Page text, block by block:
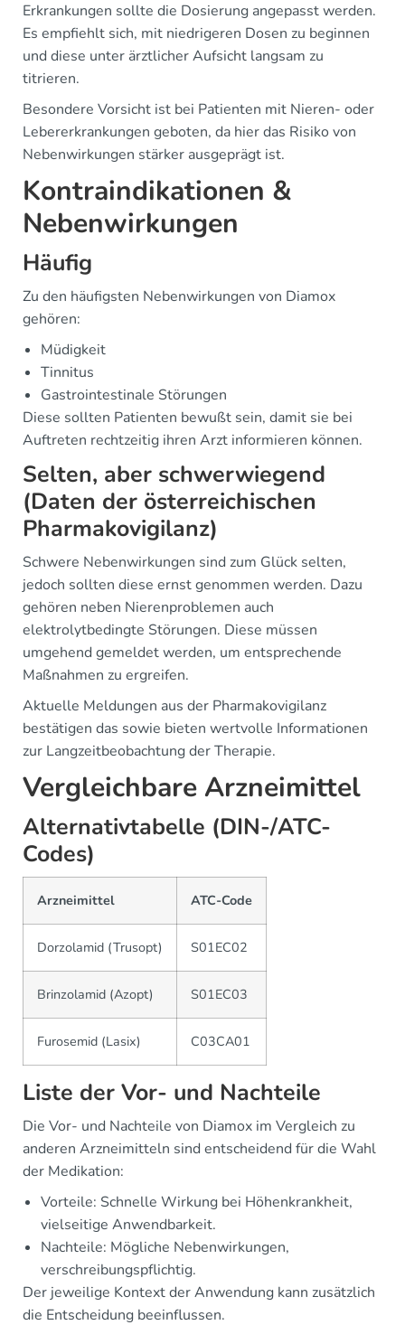
Erkrankungen sollte die Dosierung angepasst werden.
Es empfiehlt sich, mit niedrigeren Dosen zu beginnen
und diese unter ärztlicher Aufsicht langsam zu
titrieren.
Besondere Vorsicht ist bei Patienten mit Nieren- oder
Lebererkrankungen geboten, da hier das Risiko von
Nebenwirkungen stärker ausgeprägt ist.
Kontraindikationen &
Nebenwirkungen
Häufig
Zu den häufigsten Nebenwirkungen von Diamox
gehören:
Müdigkeit
Tinnitus
Gastrointestinale Störungen
Diese sollten Patienten bewußt sein, damit sie bei
Auftreten rechtzeitig ihren Arzt informieren können.
Selten, aber schwerwiegend
(Daten der österreichischen
Pharmakovigilanz)
Schwere Nebenwirkungen sind zum Glück selten,
jedoch sollten diese ernst genommen werden. Dazu
gehören neben Nierenproblemen auch
elektrolytbedingte Störungen. Diese müssen
umgehend gemeldet werden, um entsprechende
Maßnahmen zu ergreifen.
Aktuelle Meldungen aus der Pharmakovigilanz
bestätigen das sowie bieten wertvolle Informationen
zur Langzeitbeobachtung der Therapie.
Vergleichbare Arzneimittel
Alternativtabelle (DIN-/ATC-
Codes)
Arzneimittel ATC-Code
Dorzolamid (Trusopt) S01EC02
Brinzolamid (Azopt) S01EC03
Furosemid (Lasix) C03CA01
Liste der Vor- und Nachteile
Die Vor- und Nachteile von Diamox im Vergleich zu
anderen Arzneimitteln sind entscheidend für die Wahl
der Medikation:
Vorteile: Schnelle Wirkung bei Höhenkrankheit,
vielseitige Anwendbarkeit.
Nachteile: Mögliche Nebenwirkungen,
verschreibungspflichtig.
Der jeweilige Kontext der Anwendung kann zusätzlich
die Entscheidung beeinflussen.